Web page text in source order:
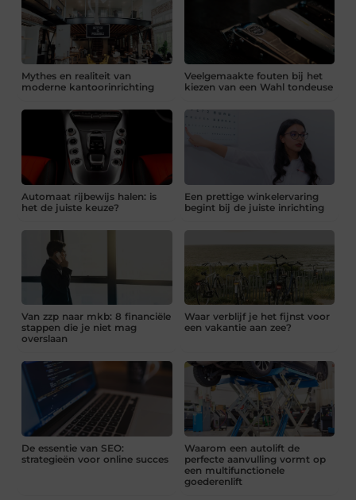
Mythes en realiteit van
moderne kantoorinrichting
Veelgemaakte fouten bij het
kiezen van een Wahl tondeuse
Automaat rijbewijs halen: is
het de juiste keuze?
Een prettige winkelervaring
begint bij de juiste inrichting
Van zzp naar mkb: 8 financiële
stappen die je niet mag
overslaan
Waar verblijf je het fijnst voor
een vakantie aan zee?
De essentie van SEO:
strategieën voor online succes
Waarom een autolift de
perfecte aanvulling vormt op
een multifunctionele
goederenlift